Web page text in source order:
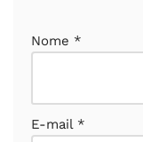
Nome *
E-mail *